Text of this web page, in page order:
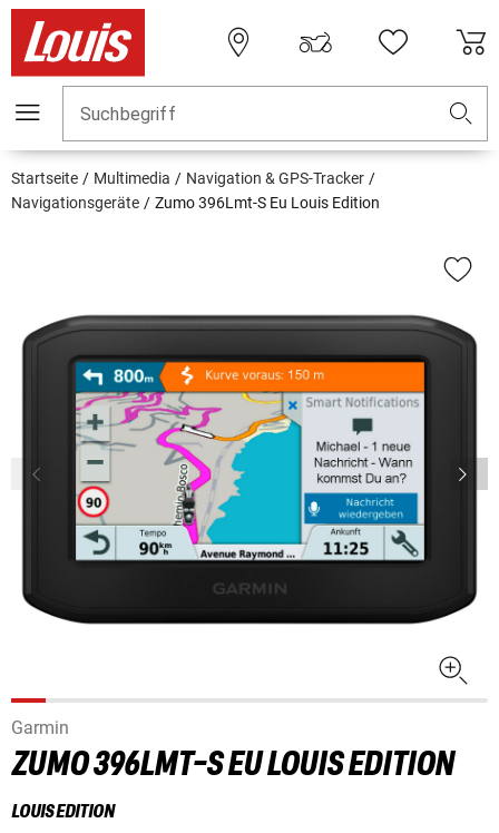
Suchbegriff
Startseite Multimedia
Navigation & GPS-Tracker
Navigationsgeräte
Zumo 396Lmt-S Eu Louis Edition
Garmin
ZUMO 396LMT-S EU LOUIS EDITION
LOUIS EDITION